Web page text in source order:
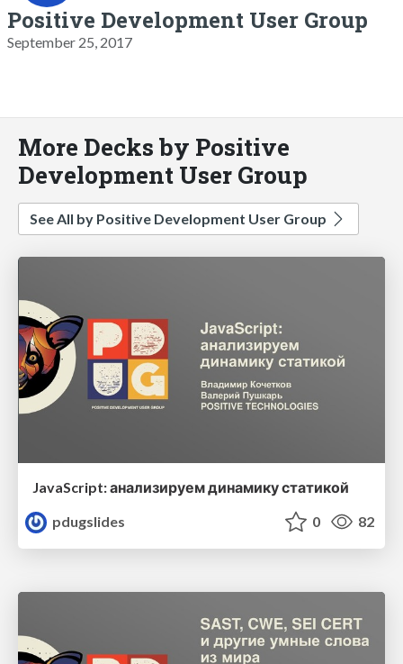
Positive Development User Group
September 25, 2017
More Decks by Positive
Development User Group
See All by Positive Development User Group
JavaScript: анализируем динамику статикой
pdugslides
0 82